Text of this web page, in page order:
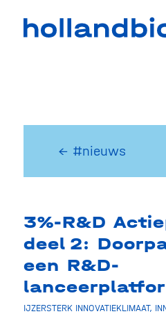
← #nieuws
3%-R&D
deel 2:
een R&D-
IJZERSTERK INNOVATIEKLIMAAT,